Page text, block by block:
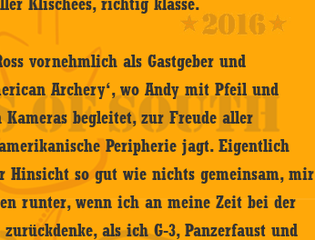
vornehmlich als Gastgeber und
Archery‘, wo Andy mit Pfeil und
Kameras begleitet, zur Freude aller
Peripherie jagt. Eigentlich
Hinsicht so gut wie nichts gemeinsam, mir
runter, wenn ich an meine Zeit bei der
als ich G-3, Panzerfaust und